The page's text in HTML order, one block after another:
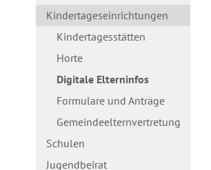
Kindertageseinrichtungen
Kindertagesstätten
Horte
Digitale Elterninfos
Formulare und Anträge
Gemeindeelternvertretung
Schulen
Jugendbeirat